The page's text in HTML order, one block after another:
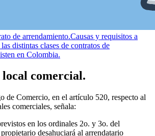
de arrendamiento.Causas y requisitos a
distintas clases de contratos de
en Colombia.
local comercial.
de Comercio, en el artículo 520, respecto al
comerciales, señala:
en los ordinales 2o. y 3o. del
desahuciará al arrendatario